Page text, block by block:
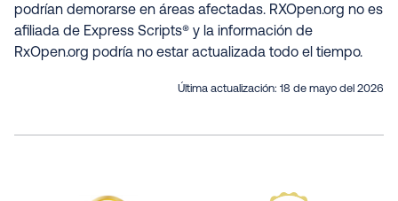
podrían demorarse en áreas afectadas. RXOpen.org no es
afiliada de Express Scripts® y la información de
RxOpen.org podría no estar actualizada todo el tiempo.
Última actualización: 18 de mayo del 2026